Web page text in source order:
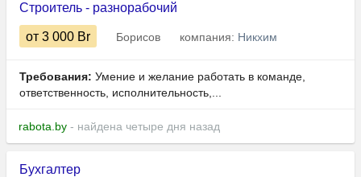
Строитель - разнорабочий
от 3 000 Br Борисов компания: Никхим
Требования: Умение и желание работать в команде,
ответственность, исполнительность,...
rabota.by - найдена четыре дня назад
Бухгалтер